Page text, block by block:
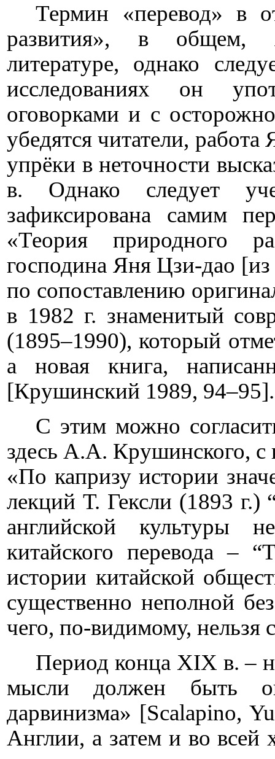
Термин «перевод» в
развития», в общем,
литературе, однако
исследованиях он
оговорками и с
убедятся читатели,
упрёки в неточности
в. Однако следует
зафиксирована самим
«Теория природного
господина Яня Цзи-дао
по сопоставлению
в 1982 г. знаменитый
(1895–1990), который
а новая книга,
[Крушинский 1989, 94–95].
С этим можно
здесь А.А. Крушинского,
«По капризу истории
лекций Т. Гексли (1893
английской культуры
китайского перевода –
истории китайской
существенно неполной
чего, по-видимому, нельзя
Период конца XIX в. –
мысли должен быть
дарвинизма» [Scalapino,Yu
Англии, а затем и во всей